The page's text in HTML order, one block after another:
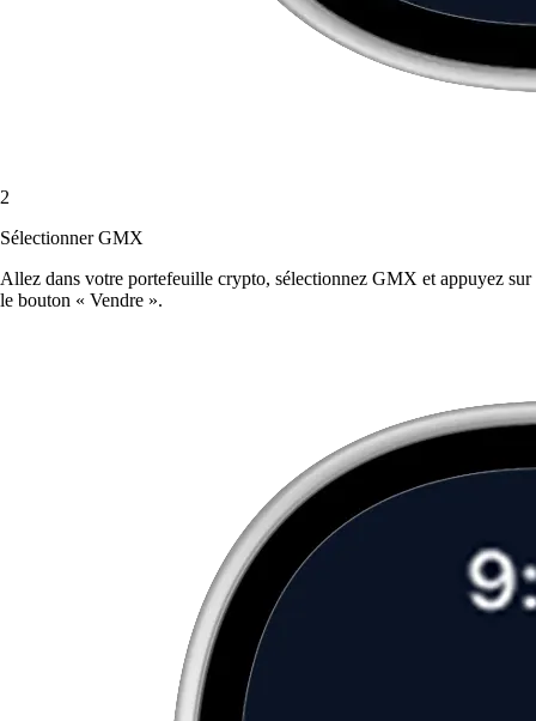
2
Sélectionner GMX
Allez dans votre portefeuille crypto, sélectionnez GMX et appuyez sur
le bouton « Vendre ».